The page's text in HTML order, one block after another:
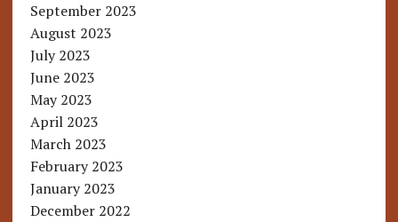
September 2023
August 2023
July 2023
June 2023
May 2023
April 2023
March 2023
February 2023
January 2023
December 2022